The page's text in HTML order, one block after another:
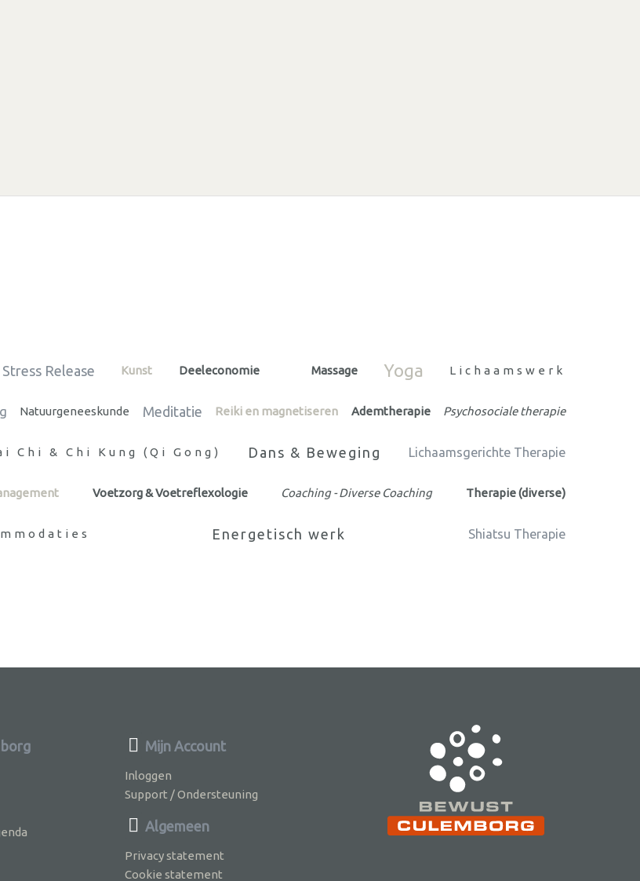
Release Kunst Deeleconomie Massage Yoga Lichaamswerk
Natuurgeneeskunde Meditatie Reiki en magnetiseren Ademtherapie Psychosociale therapie
Chi & Chi Kung (Qi Gong) Dans & Beweging Lichaamsgerichte Therapie
Voetzorg & Voetreflexologie Coaching - Diverse Coaching Therapie (diverse)
Energetisch werk Shiatsu Therapie
Mijn Account
Inloggen
Support / Ondersteuning
Algemeen
Privacy statement
Cookie statement